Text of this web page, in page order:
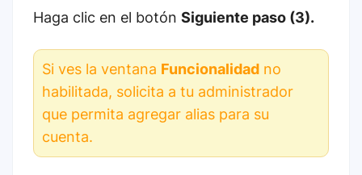
Haga clic en el botón Siguiente paso (3).
Si ves la ventana Funcionalidad no
habilitada, solicita a tu administrador
que permita agregar alias para su
cuenta.